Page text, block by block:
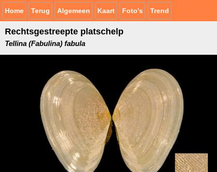
Home Terug Algemeen Kaart Foto's Trend
Rechtsgestreepte platschelp
Tellina (Fabulina) fabula